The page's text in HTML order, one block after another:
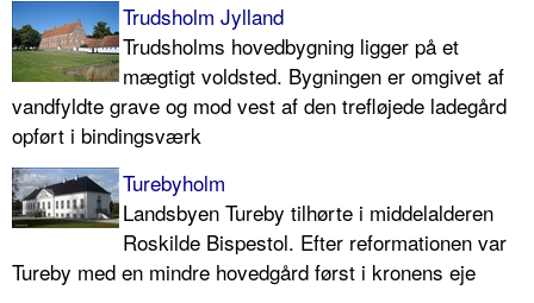
Trudsholm Jylland
Trudsholms hovedbygning ligger på et
mægtigt voldsted. Bygningen er omgivet af
vandfyldte grave og mod vest af den trefløjede ladegård
opført i bindingsværk
Turebyholm
Landsbyen Tureby tilhørte i middelalderen
Roskilde Bispestol. Efter reformationen var
Tureby med en mindre hovedgård først i kronens eje